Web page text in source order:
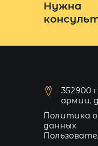
Нужна
352900
армии,
Политика
данных